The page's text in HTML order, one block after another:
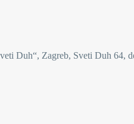
Duh“, Zagreb, Sveti Duh 64,